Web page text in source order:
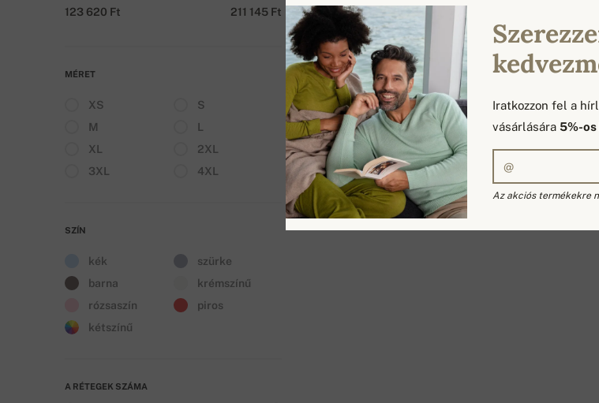
123 620 Ft 211 145 Ft
MÉRET
XS
S
M
L
XL
2XL
3XL
4XL
SZÍN
kék
szürke
barna
krémszínű
rózsaszín
piros
kétszínű
A RÉTEGEK SZÁMA
+1
ÖSSZESEN: 6 TERMÉKEK / 1 OLDAL
Iratkozzon fel a
vásárlására 5%-os
Az akciós termékekre